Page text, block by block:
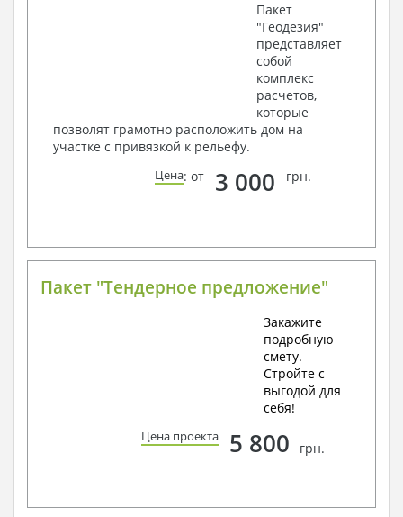
Пакет
"Геодезия"
представляет
собой
комплекс
расчетов,
которые
позволят грамотно расположить дом на
участке с привязкой к рельефу.
Цена: от 3 000 грн.
Пакет "Тендерное предложение"
Закажите
подробную
смету.
Стройте с
выгодой для
себя!
Цена проекта 5 800 грн.